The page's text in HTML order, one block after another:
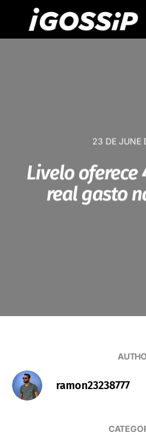
23 DE JUNE
Livelo oferece
real gasto
ramon23238777